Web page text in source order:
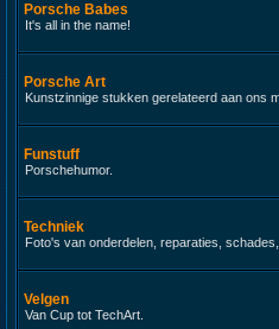
Porsche Babes
It's all in the name!
Porsche Art
Kunstzinnige stukken gerelateerd aan ons
Funstuff
Porschehumor.
Techniek
Foto's van onderdelen, reparaties,
Velgen
Van Cup tot TechArt.